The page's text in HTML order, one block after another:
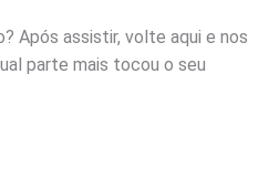
Após assistir, volte aqui e nos
parte mais tocou o seu